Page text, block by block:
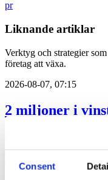
Consent
pr
Liknande artiklar
Verktyg och strategier
företag att växa.
2026-08-07, 07:15
2 miljoner i
Pa-byrån Lumo Advice